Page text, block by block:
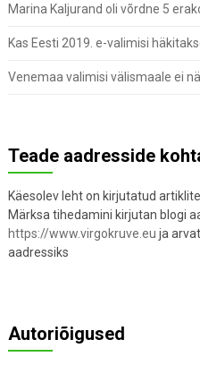
Marina Kaljurand oli võrdne 5
Kas Eesti 2019. e-valimisi
Venemaa valimisi välismaale ei
Teade aadresside
Käesolev leht on kirjutatud
Märksa tihedamini kirjutan blogi
https://www.virgokruve.eu ja
aadressiks
Autoriõigused